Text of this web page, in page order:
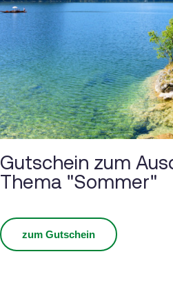
Gutschein zum
Thema "Sommer"
zum Gutschein